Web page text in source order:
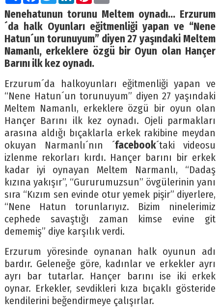
Nenehatunun torunu Meltem oynadı… Erzurum
´da halk Oyunları eğitmenliği yapan ve “Nene
Hatun´un torunuyum” diyen 27 yaşındaki Meltem
Namanlı, erkeklere özgü bir Oyun olan Hançer
Barını ilk kez oynadı.
Erzurum´da halkoyunları eğitmenliği yapan ve
“Nene Hatun´un torunuyum” diyen 27 yaşındaki
Meltem Namanlı, erkeklere özgü bir oyun olan
Hançer Barını ilk kez oynadı. Ojeli parmakları
arasına aldığı bıçaklarla erkek rakibine meydan
okuyan Narmanlı´nın ´facebook´taki videosu
izlenme rekorları kırdı. Hançer barını bir erkek
kadar iyi oynayan Meltem Narmanlı, “Dadaş
kızına yakışır”, “Gururumuzsun” övgülerinin yanı
sıra “Kızım sen evinde otur yemek pişir” diyerlere,
“Nene Hatun torunlarıyız. Bizim ninelerimiz
cephede savaştığı zaman kimse evine git
dememiş” diye karşılık verdi.
Erzurum yöresinde oynanan halk oyunun adı
bardır. Geleneğe göre, kadınlar ve erkekler ayrı
ayrı bar tutarlar. Hançer barını ise iki erkek
oynar. Erkekler, sevdikleri kıza bıçaklı gösteride
kendilerini beğendirmeye çalışırlar.